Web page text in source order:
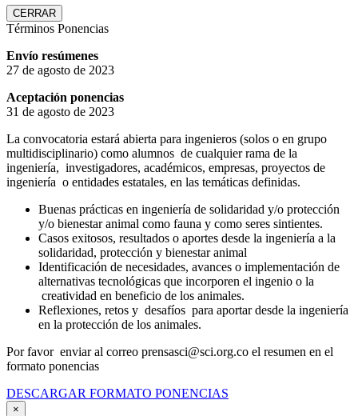
CERRAR
Términos Ponencias
Envío resúmenes
27 de agosto de 2023
Aceptación ponencias
31 de agosto de 2023
La convocatoria estará abierta para ingenieros (solos o en grupo
multidisciplinario) como alumnos de cualquier rama de la
ingeniería, investigadores, académicos, empresas, proyectos de
ingeniería o entidades estatales, en las temáticas definidas.
Buenas prácticas en ingeniería de solidaridad y/o protección
y/o bienestar animal como fauna y como seres sintientes.
Casos exitosos, resultados o aportes desde la ingeniería a la
solidaridad, protección y bienestar animal
Identificación de necesidades, avances o implementación de
alternativas tecnológicas que incorporen el ingenio o la
creatividad en beneficio de los animales.
Reflexiones, retos y desafíos para aportar desde la ingeniería
en la protección de los animales.
Por favor enviar al correo prensasci@sci.org.co el resumen en el
formato ponencias
DESCARGAR FORMATO PONENCIAS
×